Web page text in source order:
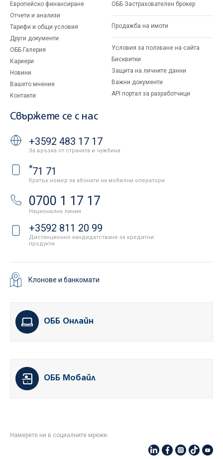
Европейско финансиране
Отчети и анализи
Тарифи и общи условия
Други документи
ОББ Галерия
Кариери
Новини
Вашето мнение
Контакти
ОББ Застрахователен брокер
Продажба на имоти
Условия за ползване на сайта
Бисквитки
Защита на личните данни
Важни документи
API портал за разработчици
Свържете се с нас
+3592 483 17 17
За връзка от страната и чужбина
*71 71
Кратък номер за абонати на мобилни оператори
0700 1 17 17
Национална линия
+3592 811 20 99
Дистанционно кандидатстване за кредитни
продукти
Клонове и банкомати
ОББ Онлайн
ОББ Мобайл
Намерете ни в социалните мрежи: